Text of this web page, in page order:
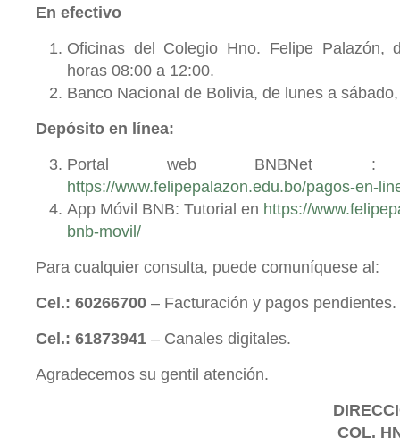
En efectivo
Oficinas del Colegio Hno. Felipe Palazón,
horas 08:00 a 12:00.
Banco Nacional de Bolivia, de lunes a
Depósito en línea:
Portal web BNBNet :
https://www.felipepalazon.edu.bo/pagos-en-
App Móvil BNB: Tutorial en https://
bnb-movil/
Para cualquier consulta, puede comuníquese al:
Cel.: 60266700 – Facturación y pagos pendientes.
Cel.: 61873941 – Canales digitales.
Agradecemos su gentil atención.
COL.